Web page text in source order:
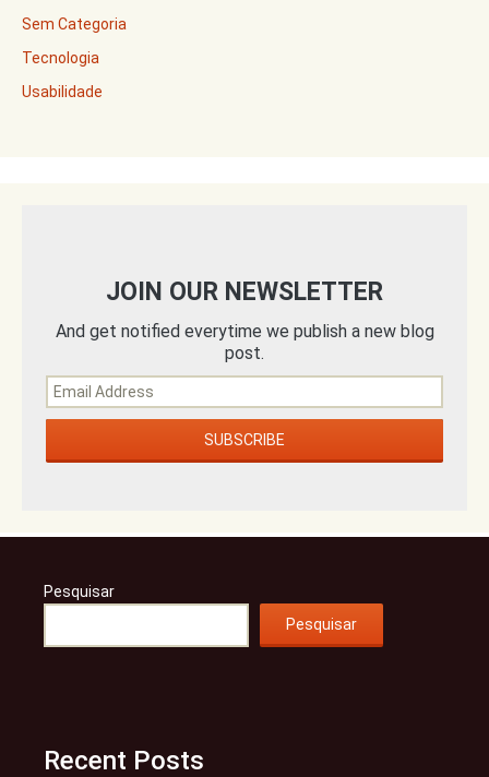
Sem Categoria
Tecnologia
Usabilidade
JOIN OUR NEWSLETTER
And get notified everytime we publish a new blog
post.
Pesquisar
Pesquisar
Recent Posts